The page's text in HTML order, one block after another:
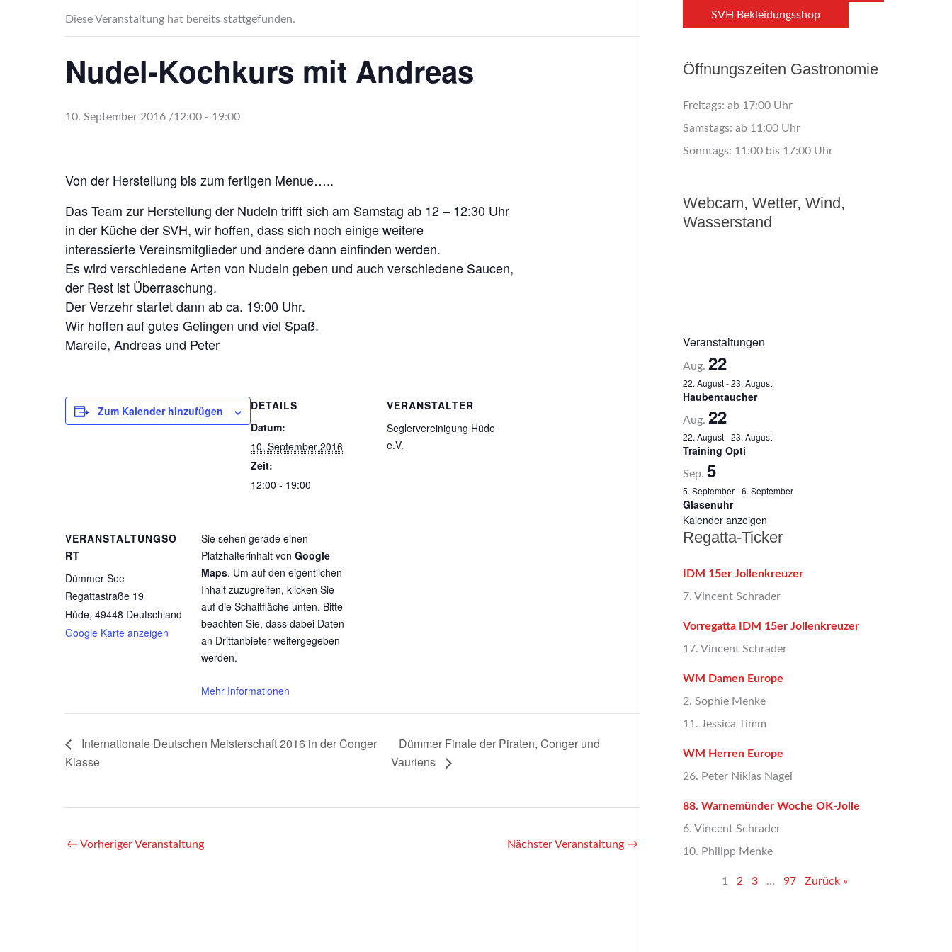
Diese Veranstaltung hat bereits stattgefunden.
Nudel-Kochkurs mit Andreas
10. September 2016 /12:00 - 19:00
Von der Herstellung bis zum fertigen Menue…..
Das Team zur Herstellung der Nudeln trifft sich am Samstag ab 12 – 12:30 Uhr
in der Küche der SVH, wir hoffen, dass sich noch einige weitere
interessierte Vereinsmitglieder und andere dann einfinden werden.
Es wird verschiedene Arten von Nudeln geben und auch verschiedene Saucen,
der Rest ist Überraschung.
Der Verzehr startet dann ab ca. 19:00 Uhr.
Wir hoffen auf gutes Gelingen und viel Spaß.
Mareile, Andreas und Peter
Zum Kalender hinzufügen
DETAILS
Datum:
10. September 2016
Zeit:
12:00 - 19:00
VERANSTALTER
Seglervereinigung Hüde
e.V.
VERANSTALTUNGSO
RT
Dümmer See
Regattastraße 19
Hüde, 49448 Deutschland
Google Karte anzeigen
Sie sehen gerade einen
Platzhalterinhalt von Google
Maps. Um auf den eigentlichen
Inhalt zuzugreifen, klicken Sie
auf die Schaltfläche unten. Bitte
beachten Sie, dass dabei Daten
an Drittanbieter weitergegeben
werden.
Mehr Informationen
akzeptieren und Inhalte
Internationale Deutschen Meisterschaft 2016 in der Conger
Klasse
Dümmer Finale der Piraten, Conger und
Vauriens
← Vorheriger Veranstaltung Nächster Veranstaltung →
SVH Bekleidungsshop
Öffnungszeiten Gastronomie
Freitags: ab 17:00 Uhr
Samstags: ab 11:00 Uhr
Sonntags: 11:00 bis 17:00 Uhr
Webcam, Wetter, Wind,
Wasserstand
Veranstaltungen
Aug. 22
22. August-23. August
Haubentaucher
Aug. 22
22. August-23. August
Training Opti
Sep. 5
5. September-6. September
Glasenuhr
Kalender anzeigen
Regatta-Ticker
IDM 15er Jollenkreuzer
7. Vincent Schrader
Vorregatta IDM 15er Jollenkreuzer
17. Vincent Schrader
WM Damen Europe
2. Sophie Menke
11. Jessica Timm
WM Herren Europe
26. Peter Niklas Nagel
88. Warnemünder Woche OK-Jolle
6. Vincent Schrader
10. Philipp Menke
1 2 3 … 97 Zurück »